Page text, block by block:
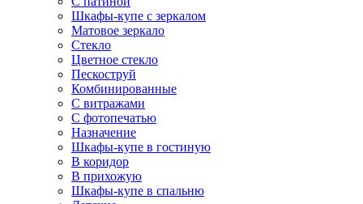
Шкафы-купе с зеркалом
Матовое зеркало
Стекло
Цветное стекло
Пескоструй
Комбинированные
С витражами
С фотопечатью
Назначение
Шкафы-купе в гостиную
В коридор
В прихожую
Шкафы-купе в спальню